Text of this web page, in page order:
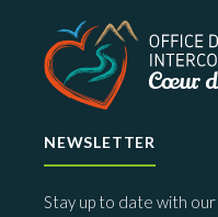
NEWSLETTER
Stay up to date with